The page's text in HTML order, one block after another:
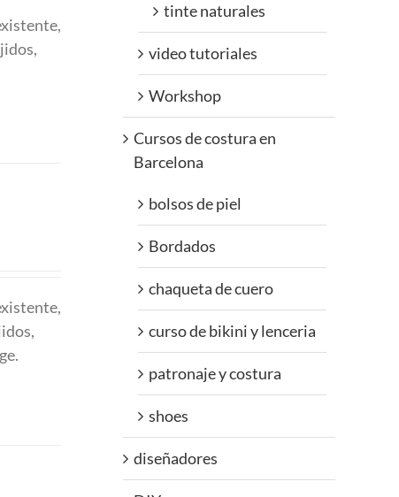
tinte naturales
video tutoriales
Workshop
Cursos de costura en
Barcelona
bolsos de piel
Bordados
chaqueta de cuero
curso de bikini y lenceria
patronaje y costura
shoes
diseñadores